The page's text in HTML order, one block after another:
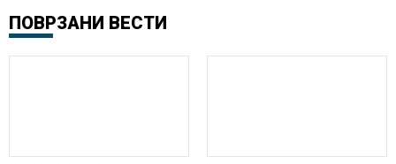
ПОВРЗАНИ ВЕСТИ